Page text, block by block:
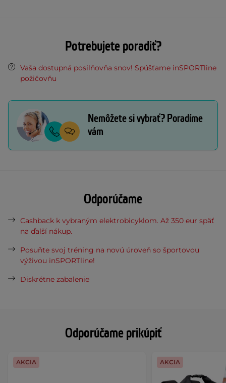
Odporúčame prikúpiť
AKCIA AKCIA
Potrebujete poradiť?
Vaša dostupná posilňovňa snov! Spúšťame inSPORTline
požičovňu
Nemôžete si vybrať? Poradíme
vám
Odporúčame
Cashback k vybraným elektrobicyklom. Až 350 eur späť
na ďalší nákup.
Posuňte svoj tréning na novú úroveň so športovou
výživou inSPORTline!
Diskrétne zabalenie